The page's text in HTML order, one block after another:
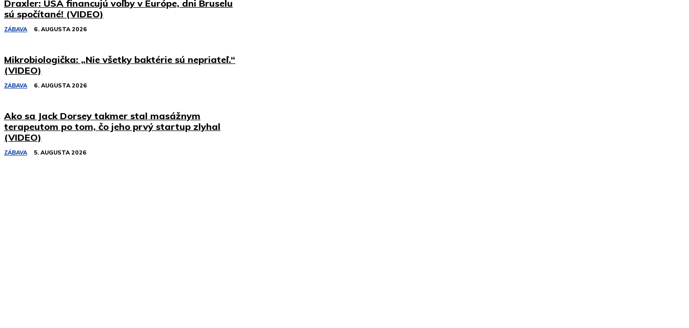
Draxler: USA financujú voľby v Európe, dni Bruselu
sú spočítané! (VIDEO)
ZÁBAVA 6. AUGUSTA 2026
Mikrobiologička: „Nie všetky baktérie sú nepriateľ.“
(VIDEO)
ZÁBAVA 6. AUGUSTA 2026
Ako sa Jack Dorsey takmer stal masážnym
terapeutom po tom, čo jeho prvý startup zlyhal
(VIDEO)
ZÁBAVA 5. AUGUSTA 2026